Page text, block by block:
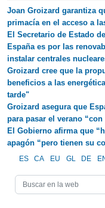
Joan Groizard garantiza
primacía en el acceso a
El Secretario de Estado
España es por las
instalar centrales
Groizard cree que la
beneficios a las
tarde"
Groizard asegura que
para pasar el verano
El Gobierno afirma que
apagón “pero tienen su
ES CA EU GL DE